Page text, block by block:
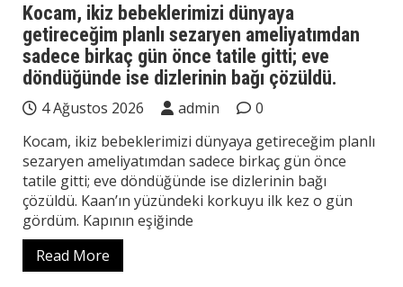
Kocam, ikiz bebeklerimizi dünyaya
getireceğim planlı sezaryen ameliyatımdan
sadece birkaç gün önce tatile gitti; eve
döndüğünde ise dizlerinin bağı çözüldü.
4 Ağustos 2026 admin
0
Kocam, ikiz bebeklerimizi dünyaya getireceğim planlı
sezaryen ameliyatımdan sadece birkaç gün önce
tatile gitti; eve döndüğünde ise dizlerinin bağı
çözüldü. Kaan’ın yüzündeki korkuyu ilk kez o gün
gördüm. Kapının eşiğinde
Read More